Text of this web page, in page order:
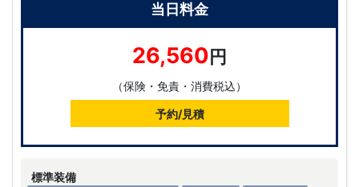
標準装備
当日料金
26,560円
（保険・免責・消費税込）
予約/見積